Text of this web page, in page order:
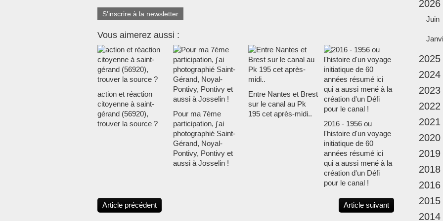
S'inscrire à la newsletter
Vous aimerez aussi :
action et réaction
citoyenne à saint-
gérand (56920),
trouver la source ?
Pour ma 7ème
participation, j'ai
photographié Saint-
Gérand, Noyal-
Pontivy, Pontivy et
aussi à Josselin !
Entre Nantes et Brest
sur le canal au Pk
195 cet après-midi..
2016 - 1956 ou
l'histoire d'un voyage
initiatique de 60
années résumé ici
qui a aussi mené à la
création d'un Défi
pour le canal !
Article précédent Article suivant
2026
Juin
2025
2024
2023
2022
2021
2020
2019
2018
2016
2015
2014